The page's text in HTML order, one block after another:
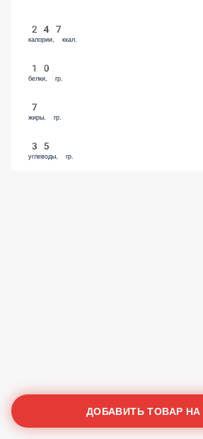
247
калории, ккал.
10
белки, гр.
7
жиры, гр.
35
углеводы, гр.
ДОБАВИТЬ ТОВАР НА